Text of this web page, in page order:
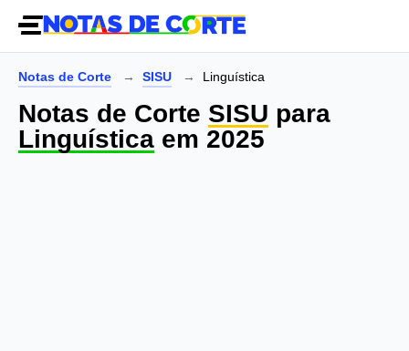
Notas de Corte SISU Linguística
Notas de Corte SISU para
Linguística em 2025